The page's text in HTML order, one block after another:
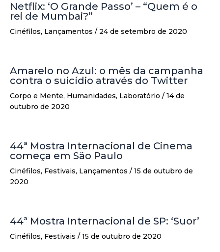
Netflix: ‘O Grande Passo’ – “Quem é o
rei de Mumbai?”
Cinéfilos, Lançamentos / 24 de setembro de 2020
Amarelo no Azul: o mês da campanha
contra o suicídio através do Twitter
Corpo e Mente, Humanidades, Laboratório / 14 de
outubro de 2020
44ª Mostra Internacional de Cinema
começa em São Paulo
Cinéfilos, Festivais, Lançamentos / 15 de outubro de
2020
44ª Mostra Internacional de SP: ‘Suor’
Cinéfilos, Festivais / 15 de outubro de 2020